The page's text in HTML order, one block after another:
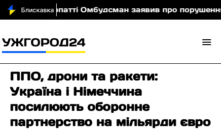
На Закарпатті Омбудсман заявив про порушення у
ППО, дрони та ракети:
Україна і Німеччина
посилюють оборонне
партнерство на мільярди євро